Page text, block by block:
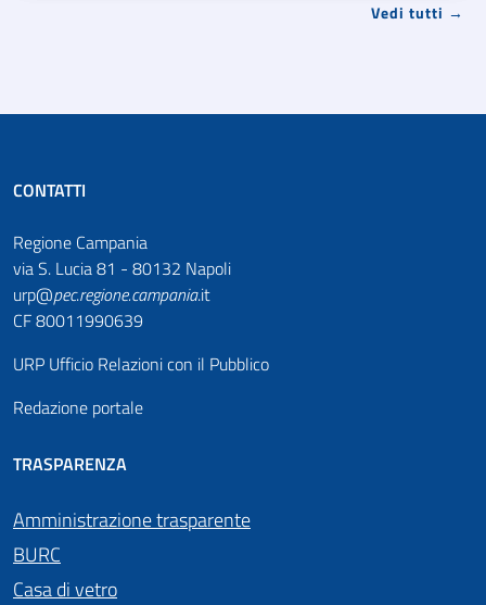
Vedi tutti →
CONTATTI
Regione Campania
via S. Lucia 81 - 80132 Napoli
urp@pec.regione.campania.it
CF 80011990639
URP Ufficio Relazioni con il Pubblico
Redazione portale
TRASPARENZA
Amministrazione trasparente
BURC
Casa di vetro